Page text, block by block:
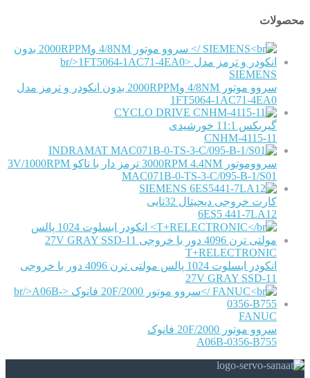
محصولات
SIEMENS
سروو موتور 4/8NM و2000RPPM بدون انکودر و ترمز مدل
1FT5064-1AC71-4EA0
CYCLO DRIVE
گیربکس 11:1 خورشیدی
CNHM-4115-11
INDRAMAT
سرووموتور 3000RPM 4.4NM ترمز دار با تاکو 3V/1000RPM
MAC071B-0-TS-3-C/095-B-1/S01
SIEMENS
کارت خروجی دیجیتال 32تایی
6ES5 441-7LA12
T+RELECTRONIC
انکودر ابسلوت 1024 پالس مولتی ترن 4096 دور با خروجی
11-27V GRAY SSD
FANUC
سروو موتور 20F/2000 فانوک
A06B-0356-B755